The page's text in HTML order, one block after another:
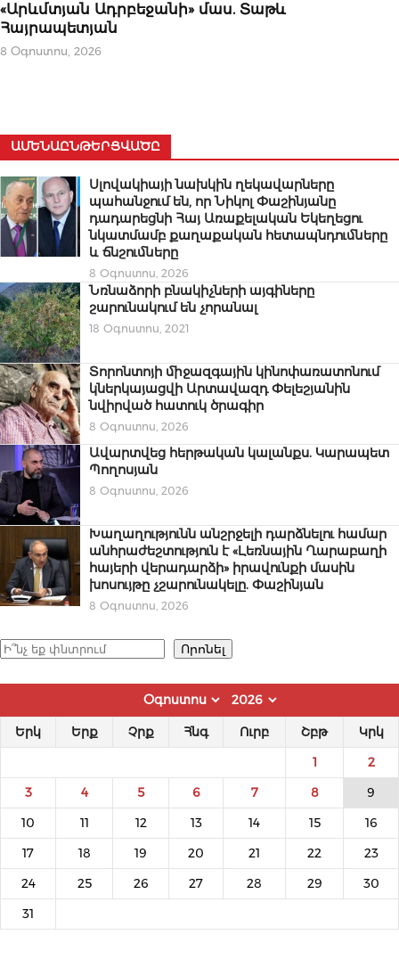
«Արևմտյան Ադրբեջանի» մաս. Տաթև
Հայրապետյան
8 Օգոստոս, 2026
ԱՄԵՆԱԸՆԹԵՐՑՎԱԾԸ
Սլովակիայի նախկին ղեկավարները
պահանջում են, որ Նիկոլ Փաշինյանը
դադարեցնի Հայ Առաքելական Եկեղեցու
նկատմամբ քաղաքական հետապնդումները
և ճնշումները
8 Օգոստոս, 2026
Նռնաձորի բնակիչների այգիները
շարունակում են չորանալ
18 Օգոստոս, 2021
Տորոնտոյի միջազգային կինոփառատոնում
կներկայացվի Արտավազդ Փելեշյանին
նվիրված հատուկ ծրագիր
8 Օգոստոս, 2026
Ավարտվեց հերթական կալանքս. Կարապետ
Պողոսյան
8 Օգոստոս, 2026
Խաղաղությունն անշրջելի դարձնելու համար
անհրաժեշտություն է «Լեռնային Ղարաբաղի
հայերի վերադարձի» իրավունքի մասին
խոսույթը չշարունակելը. Փաշինյան
8 Օգոստոս, 2026
Որոնել Որոնել
Երկ Երք Չրք Հնգ Ուրբ Շբթ Կրկ
1 2
3 4 5 6 7 8 9
10 11 12 13 14 15 16
17 18 19 20 21 22 23
24 25 26 27 28 29 30
31